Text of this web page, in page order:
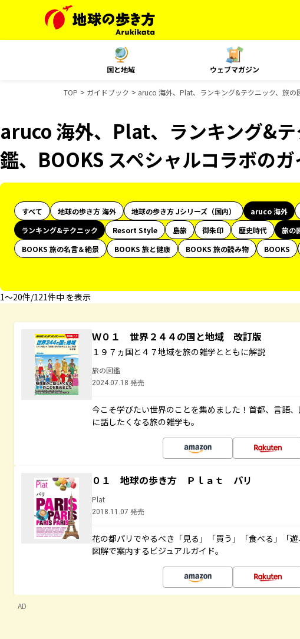
国と地域 ウェブマガジン
TOP ガイドブック aruco 海外、Plat、ランキング&テクニック、旅
aruco 海外、Plat、ランキング&テ
鑑、BOOKS スペシャルコラボの
すべて 地球の歩き方 海外 地球の歩き方 Jシリーズ（国内） aruco 海外
ランキング&テクニック
Resort Style 島旅 御朱印 歴史時代 旅の
BOOKS 旅の名言＆絶景
BOOKS 旅と健康 BOOKS 旅の読み物 BOOKS
1〜20件/121件中 を表示
Ｗ０１ 世界２４４の国と地域 改訂版
１９７ヵ国と４７地域を旅の雑学とともに解説
旅の図鑑
2024.07.18 発売
今こそ学びたい世界のことを集めました！首都、言語
に話したくなる旅の雑学も。
０１ 地球の歩き方 Ｐｌａｔ パリ
Plat
2018.11.07 発売
花の都パリでやるべき「見る」「買う」「食べる」「
図解で案内するビジュアルガイド。
AD